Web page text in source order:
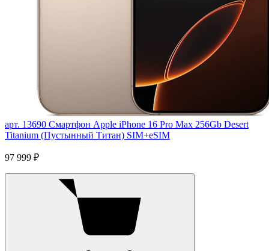
арт. 13690 Смартфон Apple iPhone 16 Pro Max 256Gb Desert
Titanium (Пустынный Титан) SIM+eSIM
97 999 ₽